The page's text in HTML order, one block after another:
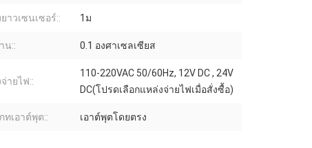
าวเซนเซอร์:: 1ม
น:: 0.1 องศาเซลเซียส
ายไฟ::
110-220VAC 50/60Hz, 12V DC , 24V
DC(โปรดเลือกแหล่งจ่ายไฟเมื่อสั่งซื้อ)
ทเอาต์พุต:: เอาต์พุตโดยตรง